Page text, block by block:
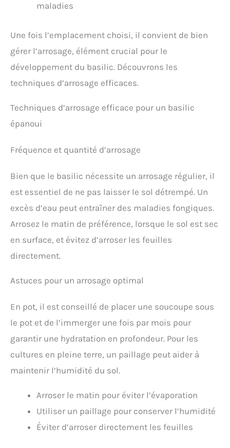
maladies
Une fois l’emplacement choisi, il convient de bien
gérer l’arrosage, élément crucial pour le
développement du basilic. Découvrons les
techniques d’arrosage efficaces.
Techniques d’arrosage efficace pour un basilic
épanoui
Fréquence et quantité d’arrosage
Bien que le basilic nécessite un arrosage régulier, il
est essentiel de ne pas laisser le sol détrempé. Un
excès d’eau peut entraîner des maladies fongiques.
Arrosez le matin de préférence, lorsque le sol est sec
en surface, et évitez d’arroser les feuilles
directement.
Astuces pour un arrosage optimal
En pot, il est conseillé de placer une soucoupe sous
le pot et de l’immerger une fois par mois pour
garantir une hydratation en profondeur. Pour les
cultures en pleine terre, un paillage peut aider à
maintenir l’humidité du sol.
Arroser le matin pour éviter l’évaporation
Utiliser un paillage pour conserver l’humidité
Éviter d’arroser directement les feuilles